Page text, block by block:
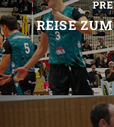
REISE